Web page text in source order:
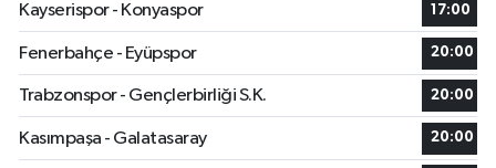
Kayserispor - Konyaspor
17:00
Fenerbahçe - Eyüpspor 20:00
Trabzonspor - Gençlerbirliği S.K. 20:00
Kasımpaşa - Galatasaray 20:00